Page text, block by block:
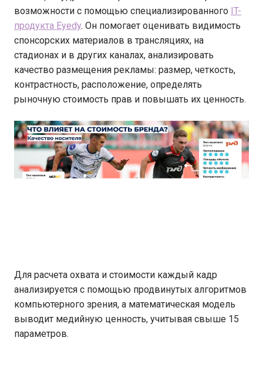
возможности с помощью специализированного IT-
продукта Eyedy. Он помогает оценивать видимость
спонсорских материалов в трансляциях, на
стадионах и в других каналах, анализировать
качество размещения рекламы: размер, четкость,
контрастность, расположение, определять
рыночную стоимость прав и повышать их ценность.
Для расчета охвата и стоимости каждый кадр
анализируется с помощью продвинутых алгоритмов
компьютерного зрения, а математическая модель
выводит медийную ценность, учитывая свыше 15
параметров.